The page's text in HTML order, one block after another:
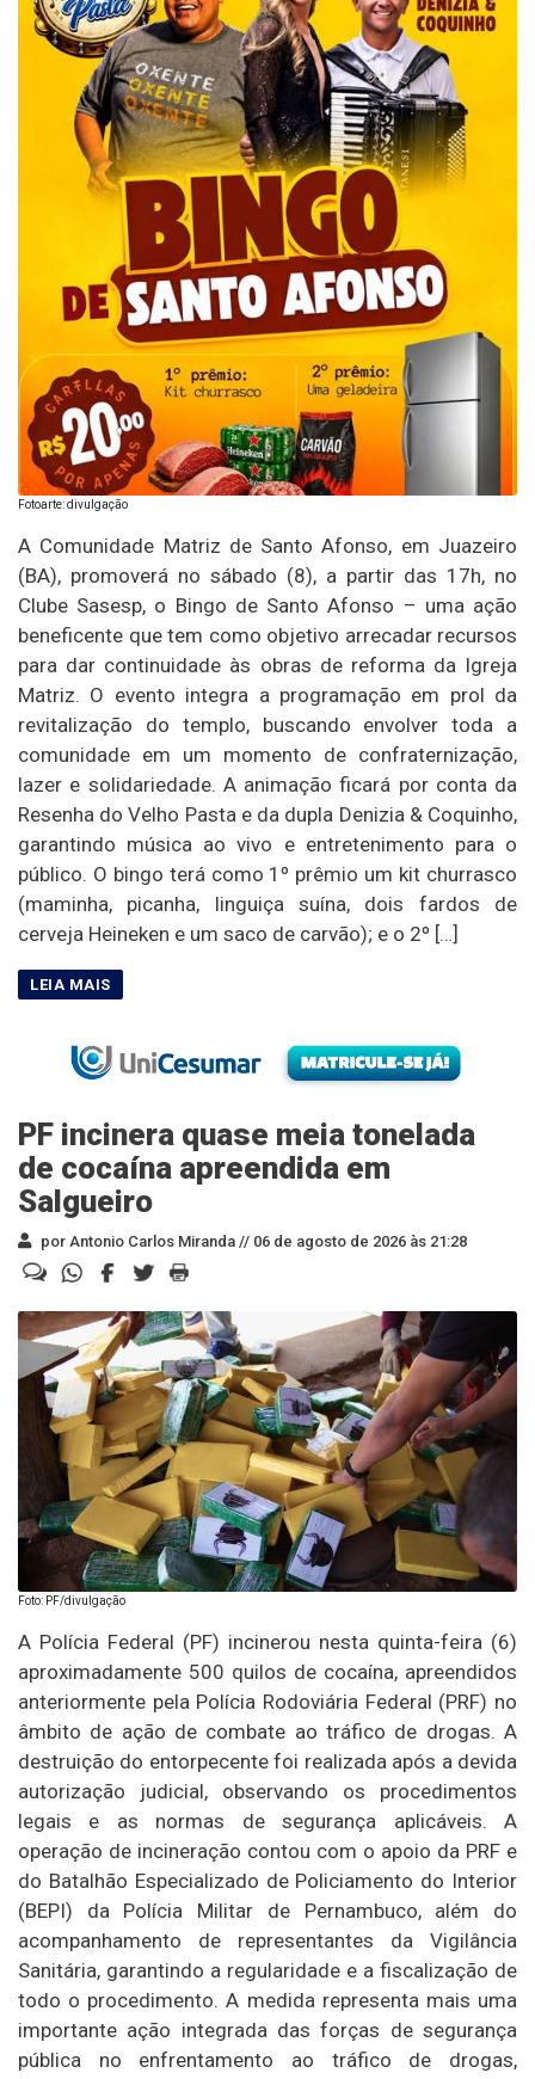
Fotoarte: divulgação
A Comunidade Matriz de Santo Afonso, em Juazeiro
(BA), promoverá no sábado (8), a partir das 17h, no
Clube Sasesp, o Bingo de Santo Afonso – uma ação
beneficente que tem como objetivo arrecadar recursos
para dar continuidade às obras de reforma da Igreja
Matriz. O evento integra a programação em prol da
revitalização do templo, buscando envolver toda a
comunidade em um momento de confraternização,
lazer e solidariedade. A animação ficará por conta da
Resenha do Velho Pasta e da dupla Denizia & Coquinho,
garantindo música ao vivo e entretenimento para o
público. O bingo terá como 1º prêmio um kit churrasco
(maminha, picanha, linguiça suína, dois fardos de
cerveja Heineken e um saco de carvão); e o 2º […]
PF incinera quase meia tonelada
de cocaína apreendida em
Salgueiro
por Antonio Carlos Miranda // 06 de agosto de 2026 às 21:28
Foto: PF/divulgação
A Polícia Federal (PF) incinerou nesta quinta-feira (6)
aproximadamente 500 quilos de cocaína, apreendidos
anteriormente pela Polícia Rodoviária Federal (PRF) no
âmbito de ação de combate ao tráfico de drogas. A
destruição do entorpecente foi realizada após a devida
autorização judicial, observando os procedimentos
legais e as normas de segurança aplicáveis. A
operação de incineração contou com o apoio da PRF e
do Batalhão Especializado de Policiamento do Interior
(BEPI) da Polícia Militar de Pernambuco, além do
acompanhamento de representantes da Vigilância
Sanitária, garantindo a regularidade e a fiscalização de
todo o procedimento. A medida representa mais uma
importante ação integrada das forças de segurança
pública no enfrentamento ao tráfico de drogas,